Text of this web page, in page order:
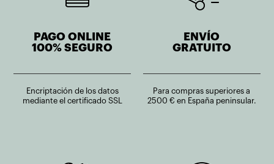
PAGO ONLINE
100% SEGURO
Encriptación de los datos
mediante el certificado SSL
ENVÍO
GRATUITO
Para compras superiores a
2500 € en España peninsular.